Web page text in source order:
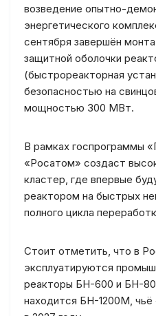
возведение опытно-
энергетического
сентября завершён
защитной оболочки
(быстрореакторная
безопасностью на
мощностью 300 МВт.
В рамках госпрограммы
«Росатом» создаст
кластер, где впервые
реактором на быстрых
полного цикла
Стоит отметить, что в
эксплуатируются
реакторы БН-600 и БН-
находится БН-1200М, чьё